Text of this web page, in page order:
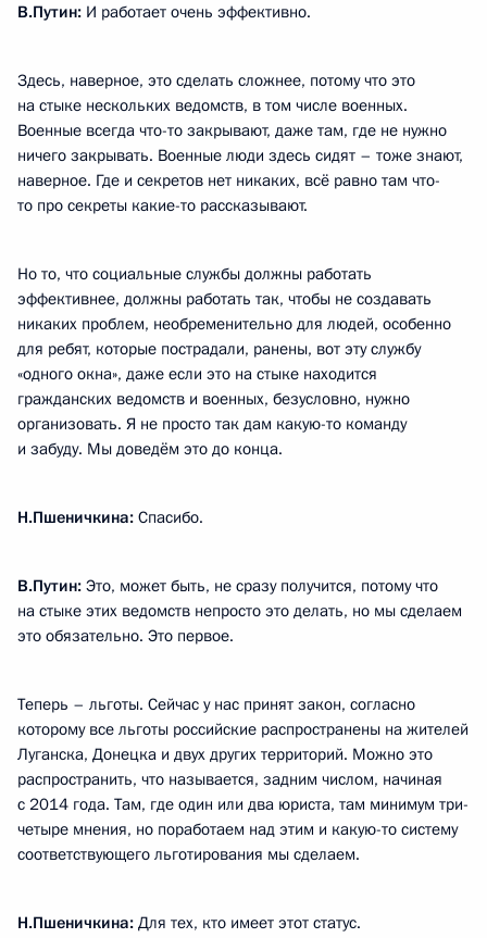
В.Путин: И работает очень эффективно.
Здесь, наверное, это сделать сложнее, потому что это
на стыке нескольких ведомств, в том числе военных.
Военные всегда что-то закрывают, даже там, где не нужно
ничего закрывать. Военные люди здесь сидят – тоже знают,
наверное. Где и секретов нет никаких, всё равно там что-
то про секреты какие-то рассказывают.
Но то, что социальные службы должны работать
эффективнее, должны работать так, чтобы не создавать
никаких проблем, необременительно для людей, особенно
для ребят, которые пострадали, ранены, вот эту службу
«одного окна», даже если это на стыке находится
гражданских ведомств и военных, безусловно, нужно
организовать. Я не просто так дам какую-то команду
и забуду. Мы доведём это до конца.
Н.Пшеничкина: Спасибо.
В.Путин: Это, может быть, не сразу получится, потому что
на стыке этих ведомств непросто это делать, но мы сделаем
это обязательно. Это первое.
Теперь – льготы. Сейчас у нас принят закон, согласно
которому все льготы российские распространены на жителей
Луганска, Донецка и двух других территорий. Можно это
распространить, что называется, задним числом, начиная
с 2014 года. Там, где один или два юриста, там минимум три-
четыре мнения, но поработаем над этим и какую-то систему
соответствующего льготирования мы сделаем.
Н.Пшеничкина: Для тех, кто имеет этот статус.